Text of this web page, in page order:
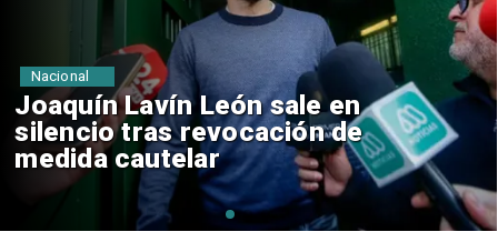
Chile y Venezuela formalizan
reinicio de relaciones
consulares
Nacional